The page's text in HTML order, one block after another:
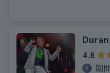
4.8
期